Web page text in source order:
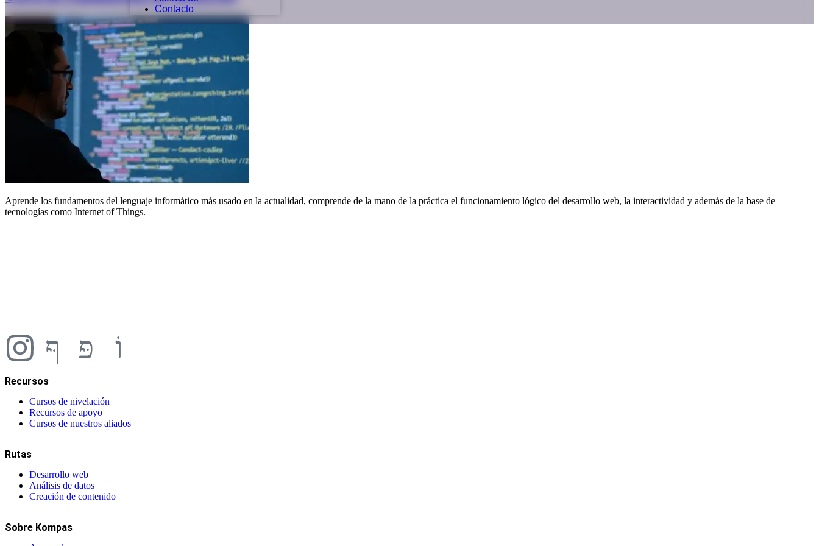
Contacto
Aprende los fundamentos del lenguaje informático más usado en la actualidad, comprende de la mano de la práctica el funcionamiento lógico del desarrollo web, la interactividad y además de la base de
tecnologías como Internet of Things.
Recursos
Cursos de nivelación
Recursos de apoyo
Cursos de nuestros aliados
Rutas
Desarrollo web
Análisis de datos
Creación de contenido
Sobre Kompas